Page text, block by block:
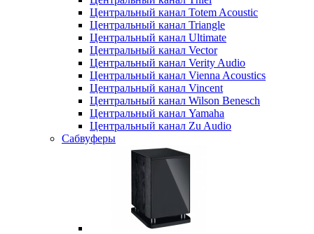
Центральный канал Totem Acoustic
Центральный канал Triangle
Центральный канал Ultimate
Центральный канал Vector
Центральный канал Verity Audio
Центральный канал Vienna Acoustics
Центральный канал Vincent
Центральный канал Wilson Benesch
Центральный канал Yamaha
Центральный канал Zu Audio
Сабвуферы